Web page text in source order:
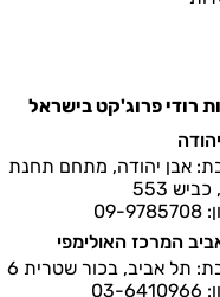
רודי פרוג'קט בישראל
אבן יהודה, מתחם תחנת
553
המרכז האולימפי
תל אביב, בכור שטרית 6